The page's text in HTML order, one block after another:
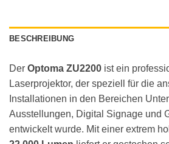
BESCHREIBUNG
Der Optoma ZU2200 ist ein
Laserprojektor, der speziell für die
Installationen in den Bereichen
Ausstellungen, Digital Signage und
entwickelt wurde. Mit einer extrem